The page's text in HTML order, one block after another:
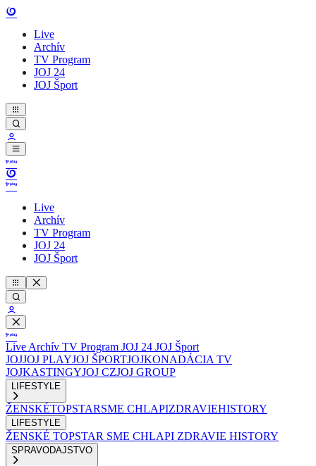
Live
Archív
TV Program
JOJ 24
JOJ Šport
Live
Archív
TV Program
JOJ 24
JOJ Šport
Live Archív TV Program JOJ 24 JOJ Šport
JOJJOJ PLAYJOJ ŠPORTJOJKONADÁCIA TV
JOJKASTINGYJOJ CZJOJ GROUP
LIFESTYLE
ŽENSKÉTOPSTARSME CHLAPIZDRAVIEHISTORY
LIFESTYLE
ŽENSKÉ TOPSTAR SME CHLAPI ZDRAVIE HISTORY
SPRAVODAJSTVO